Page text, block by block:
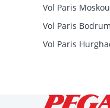
Vol Paris
Vol Paris
Vol Paris